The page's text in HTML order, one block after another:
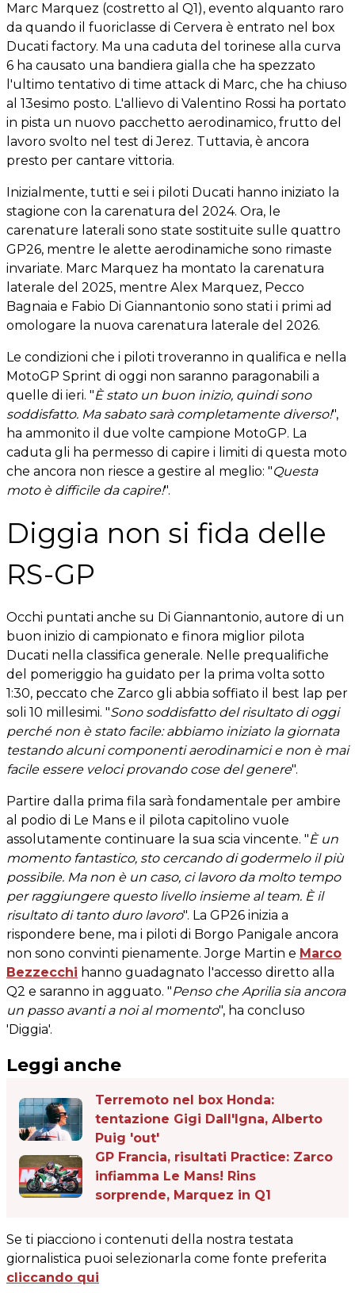
Marc Marquez (costretto al Q1), evento alquanto raro
da quando il fuoriclasse di Cervera è entrato nel box
Ducati factory. Ma una caduta del torinese alla curva
6 ha causato una bandiera gialla che ha spezzato
l'ultimo tentativo di time attack di Marc, che ha chiuso
al 13esimo posto. L'allievo di Valentino Rossi ha portato
in pista un nuovo pacchetto aerodinamico, frutto del
lavoro svolto nel test di Jerez. Tuttavia, è ancora
presto per cantare vittoria.
Inizialmente, tutti e sei i piloti Ducati hanno iniziato la
stagione con la carenatura del 2024. Ora, le
carenature laterali sono state sostituite sulle quattro
GP26, mentre le alette aerodinamiche sono rimaste
invariate. Marc Marquez ha montato la carenatura
laterale del 2025, mentre Alex Marquez, Pecco
Bagnaia e Fabio Di Giannantonio sono stati i primi ad
omologare la nuova carenatura laterale del 2026.
Le condizioni che i piloti troveranno in qualifica e nella
MotoGP Sprint di oggi non saranno paragonabili a
quelle di ieri. "È stato un buon inizio, quindi sono
soddisfatto. Ma sabato sarà completamente diverso!",
ha ammonito il due volte campione MotoGP. La
caduta gli ha permesso di capire i limiti di questa moto
che ancora non riesce a gestire al meglio: "Questa
moto è difficile da capire!".
Diggia non si fida delle
RS-GP
Occhi puntati anche su Di Giannantonio, autore di un
buon inizio di campionato e finora miglior pilota
Ducati nella classifica generale. Nelle prequalifiche
del pomeriggio ha guidato per la prima volta sotto
1:30, peccato che Zarco gli abbia soffiato il best lap per
soli 10 millesimi. "Sono soddisfatto del risultato di oggi
perché non è stato facile: abbiamo iniziato la giornata
testando alcuni componenti aerodinamici e non è mai
facile essere veloci provando cose del genere".
Partire dalla prima fila sarà fondamentale per ambire
al podio di Le Mans e il pilota capitolino vuole
assolutamente continuare la sua scia vincente. "È un
momento fantastico, sto cercando di godermelo il più
possibile. Ma non è un caso, ci lavoro da molto tempo
per raggiungere questo livello insieme al team. È il
risultato di tanto duro lavoro". La GP26 inizia a
rispondere bene, ma i piloti di Borgo Panigale ancora
non sono convinti pienamente. Jorge Martin e Marco
Bezzecchi hanno guadagnato l'accesso diretto alla
Q2 e saranno in agguato. "Penso che Aprilia sia ancora
un passo avanti a noi al momento", ha concluso
'Diggia'.
Leggi anche
Terremoto nel box Honda:
tentazione Gigi Dall'Igna, Alberto
Puig 'out'
GP Francia, risultati Practice: Zarco
infiamma Le Mans! Rins
sorprende, Marquez in Q1
Se ti piacciono i contenuti della nostra testata
giornalistica puoi selezionarla come fonte preferita
cliccando qui